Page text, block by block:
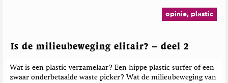
opinie, plastic
Is de milieubeweging elitair? – deel 2
Wat is een plastic verzamelaar? Een hippe plastic surfer of een
zwaar onderbetaalde waste picker? Wat de milieubeweging van